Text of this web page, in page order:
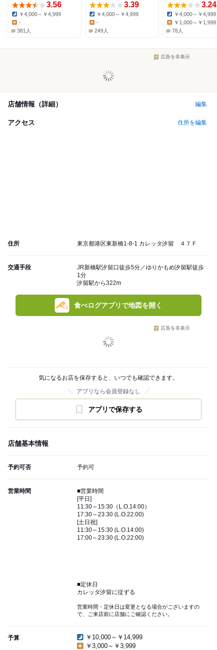
3.56
Dinner:
￥4,000～￥4,999
-
381人
3.39
Dinner:
￥4,000～￥4,999
-
249人
3.24
Dinner:
￥4,000～￥4,999
Lunch:
￥1,000～￥1,999
78人
広告を非表示
店舗情報（詳細） 編集
アクセス 住所を編集
住所 東京都港区東新橋1-8-1 カレッタ汐留 ４７Ｆ
交通手段
JR新橋駅汐留口徒歩5分／ゆりかもめ汐留駅徒歩
1分
汐留駅から322m
食べログアプリで地図を開く
広告を非表示
気になるお店を保存すると、いつでも確認できます。
アプリなら会員登録なし
アプリで保存する
店舗基本情報
予約可否 予約可
営業時間
■営業時間
[平日]
11:30～15:30（L.O.14:00）
17:30～23:30 (L.O.22:00)
[土日祝]
11:30～15:30 (L.O.14:00)
17:00～23:30 (L.O.22:00)
■定休日
カレッタ汐留に従ずる
営業時間・定休日は変更となる場合がございますの
で、ご来店前に店舗にご確認ください。
予算
￥10,000～￥14,999
￥3,000～￥3,999